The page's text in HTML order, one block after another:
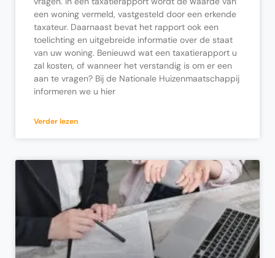
een woning vermeld, vastgesteld door een erkende
taxateur. Daarnaast bevat het rapport ook een
toelichting en uitgebreide informatie over de staat
van uw woning. Benieuwd wat een taxatierapport u
zal kosten, of wanneer het verstandig is om er een
aan te vragen? Bij de Nationale Huizenmaatschappij
informeren we u hier
Verder lezen